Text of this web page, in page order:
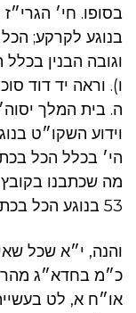
בסופו. חי׳
בנוגע לקרקע;
וגובה הבנין
ו). וראה יד דוד
ה. בית המלך
וידוע השקו״ט
53 בנוגע הכל בכתב בהר הבית. וש״נ.
והנה, י״א שכל
כ״מ בחדא״ג
או״ח א, לט